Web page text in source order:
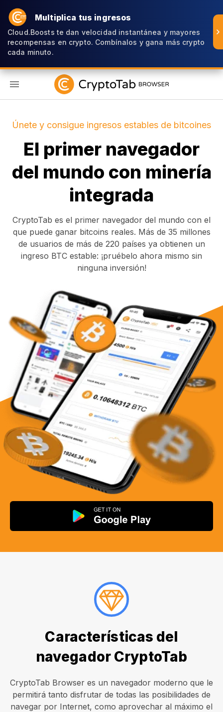
Multiplica tus ingresos
Cloud.Boosts te dan velocidad instantánea y mayores
recompensas en crypto. Combínalos y gana más crypto
cada minuto.
Únete y consigue ingresos estables de bitcoines
El primer navegador
del mundo con minería
integrada
CryptoTab es el primer navegador del mundo con el
que puede ganar bitcoins reales. Más de 35 millones
de usuarios de más de 220 países ya obtienen un
ingreso BTC estable: ¡pruébelo ahora mismo sin
ninguna inversión!
Características del
navegador CryptoTab
CryptoTab Browser es un navegador moderno que le
permitirá tanto disfrutar de todas las posibilidades de
navegar por Internet, como aprovechar al máximo el